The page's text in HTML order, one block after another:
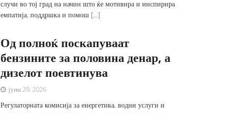
случи во тој град на начин што ќе мотивира и инспирира
емпатија, поддршка и помош […]
Од полноќ поскапуваат
бензините за половина денар, а
дизелот поевтинува
јуни 29, 2026
Регулаторната комисија за енергетика, водни услуги и